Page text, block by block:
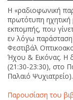
Η «ραδιοφωνική
πρωτότυπη
εκπομπής, που
εν λόγω παράσταση
Φεστιβάλ
Ήχου & Εικόνας. Η
(21:30-23:30), στο
Παλαιό Ψυχιατρείο).
Παρουσίαση του